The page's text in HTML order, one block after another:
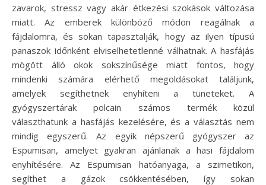
zavarok, stressz vagy akár étkezési szokások változása
miatt. Az emberek különböző módon reagálnak a
fájdalomra, és sokan tapasztalják, hogy az ilyen típusú
panaszok időnként elviselhetetlenné válhatnak. A hasfájás
mögött álló okok sokszínűsége miatt fontos, hogy
mindenki számára elérhető megoldásokat találjunk,
amelyek segíthetnek enyhíteni a tüneteket. A
gyógyszertárak polcain számos termék közül
választhatunk a hasfájás kezelésére, és a választás nem
mindig egyszerű. Az egyik népszerű gyógyszer az
Espumisan, amelyet gyakran ajánlanak a hasi fájdalom
enyhítésére. Az Espumisan hatóanyaga, a szimetikon,
segíthet a gázok csökkentésében, így sokan